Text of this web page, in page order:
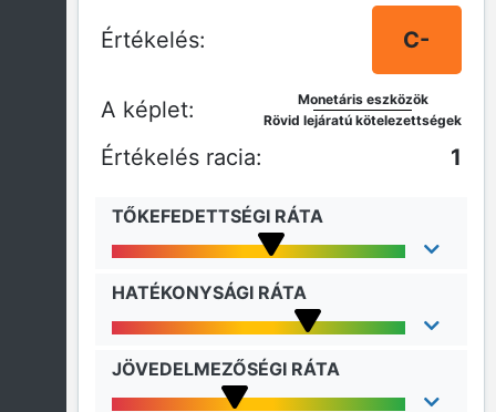
C-
Monetáris eszközök
Rövid lejáratú kötelezettségek
1
TŐKEFEDETTSÉGI RÁTA
HATÉKONYSÁGI RÁTA
JÖVEDELMEZŐSÉGI RÁTA